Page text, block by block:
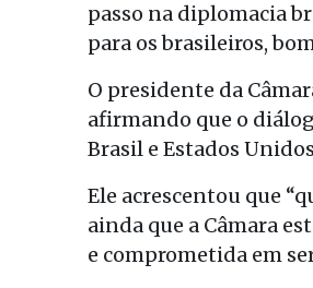
passo na diplomacia
para os brasileiros,
O presidente da
afirmando que o
Brasil e Estados
Ele acrescentou que
ainda que a Câmara
e comprometida em